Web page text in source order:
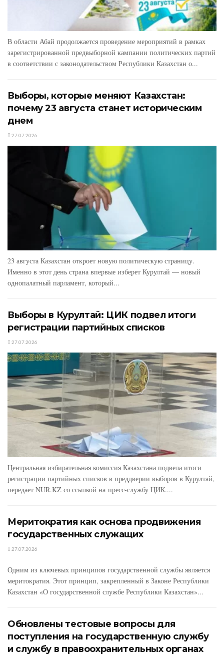
В области Абай продолжается проведение мероприятий в рамках
зарегистрированной предвыборной кампании политических партий
в соответствии с законодательством Республики Казахстан о...
Выборы, которые меняют Казахстан:
почему 23 августа станет историческим
днем
27.07.2026
23 августа Казахстан откроет новую политическую страницу.
Именно в этот день страна впервые изберет Курултай — новый
однопалатный парламент, который...
Выборы в Курултай: ЦИК подвел итоги
регистрации партийных списков
27.07.2026
Центральная избирательная комиссия Казахстана подвела итоги
регистрации партийных списков в преддверии выборов в Курултай,
передает NUR.KZ со ссылкой на пресс-службу ЦИК....
Меритократия как основа продвижения
государственных служащих
27.07.2026
Одним из ключевых принципов государственной службы является
меритократия. Этот принцип, закрепленный в Законе Республики
Казахстан «О государственной службе Республики Казахстан»...
Обновлены тестовые вопросы для
поступления на государственную службу
и службу в правоохранительных органах